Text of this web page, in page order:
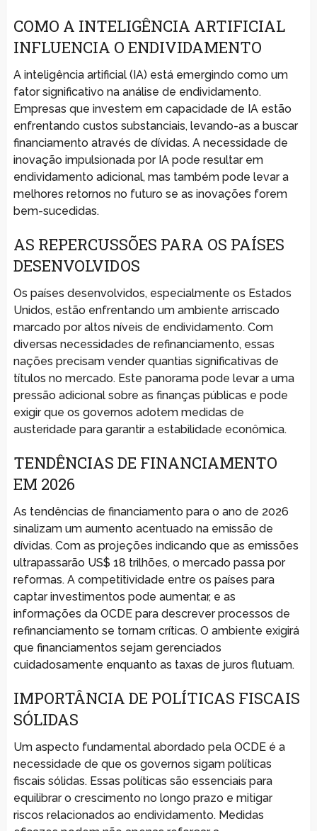
COMO A INTELIGÊNCIA ARTIFICIAL
INFLUENCIA O ENDIVIDAMENTO
A inteligência artificial (IA) está emergindo como um
fator significativo na análise de endividamento.
Empresas que investem em capacidade de IA estão
enfrentando custos substanciais, levando-as a buscar
financiamento através de dívidas. A necessidade de
inovação impulsionada por IA pode resultar em
endividamento adicional, mas também pode levar a
melhores retornos no futuro se as inovações forem
bem-sucedidas.
AS REPERCUSSÕES PARA OS PAÍSES
DESENVOLVIDOS
Os países desenvolvidos, especialmente os Estados
Unidos, estão enfrentando um ambiente arriscado
marcado por altos níveis de endividamento. Com
diversas necessidades de refinanciamento, essas
nações precisam vender quantias significativas de
títulos no mercado. Este panorama pode levar a uma
pressão adicional sobre as finanças públicas e pode
exigir que os governos adotem medidas de
austeridade para garantir a estabilidade econômica.
TENDÊNCIAS DE FINANCIAMENTO
EM 2026
As tendências de financiamento para o ano de 2026
sinalizam um aumento acentuado na emissão de
dívidas. Com as projeções indicando que as emissões
ultrapassarão US$ 18 trilhões, o mercado passa por
reformas. A competitividade entre os países para
captar investimentos pode aumentar, e as
informações da OCDE para descrever processos de
refinanciamento se tornam críticas. O ambiente exigirá
que financiamentos sejam gerenciados
cuidadosamente enquanto as taxas de juros flutuam.
IMPORTÂNCIA DE POLÍTICAS FISCAIS
SÓLIDAS
Um aspecto fundamental abordado pela OCDE é a
necessidade de que os governos sigam políticas
fiscais sólidas. Essas políticas são essenciais para
equilibrar o crescimento no longo prazo e mitigar
riscos relacionados ao endividamento. Medidas